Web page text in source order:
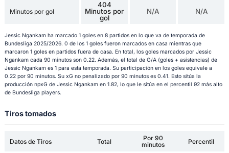
Minutos por gol
404
Minutos por
gol
N/A N/A
Jessic Ngankam ha marcado 1 goles en 8 partidos en lo que va de temporada de
Bundesliga 2025/2026. 0 de los 1 goles fueron marcados en casa mientras que
marcaron 1 goles en partidos fuera de casa. En total, los goles marcados por Jessic
Ngankam cada 90 minutos son 0.22. Además, el total de G/A (goles + asistencias) de
Jessic Ngankam es 1 para esta temporada. Su participación en los goles equivale a
0.22 por 90 minutos. Su xG no penalizado por 90 minutos es 0.41. Esto sitúa la
producción npxG de Jessic Ngankam en 1.82, lo que le sitúa en el percentil 92 más alto
de Bundesliga players.
Tiros tomados
Datos de Tiros Total
Por 90
minutos
Percentil